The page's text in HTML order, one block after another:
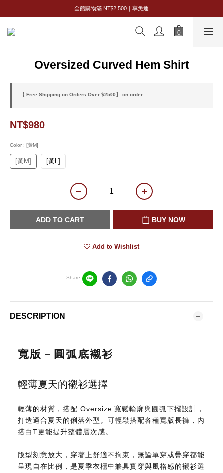
全館購物滿 NT$2,500｜享免運
全館購物滿 NT$2,500｜享免運
新會員限定｜首購享 95 折
Oversized Curved Hem Shirt
【 Free Shipping on Orders Over $2500】 on order
NT$980
Color : [黃M]
[黃M] [黃L]
ADD TO CART BUY NOW
Add to Wishlist
Share
DESCRIPTION
寬版－圓弧底襯衫
輕薄夏天的襯衫選擇
輕薄的材質，搭配 Oversize 寬鬆輪廓與圓弧下擺設計，
打造適合夏天的俐落外型。可輕鬆搭配各種寬版長褲，內
搭白T更能提升整體層次感。
版型刻意放大，穿著上舒適不拘束，無論單穿或疊穿都能
呈現自在比例，是夏季衣櫃中兼具實穿與風格感的襯衫選